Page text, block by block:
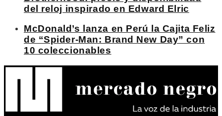
del reloj inspirado en Edward Elric
McDonald’s lanza en Perú la Cajita Feliz
de “Spider-Man: Brand New Day” con
10 coleccionables